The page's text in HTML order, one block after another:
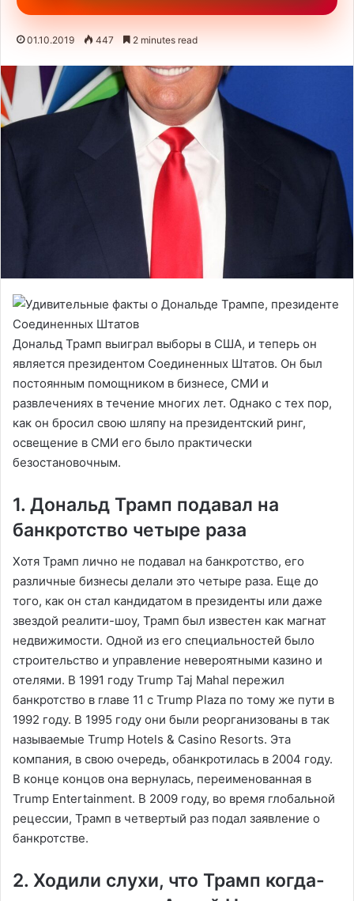
01.10.2019 447 2 minutes read
Дональд Трамп выиграл выборы в США, и теперь он
является президентом Соединенных Штатов. Он был
постоянным помощником в бизнесе, СМИ и
развлечениях в течение многих лет. Однако с тех пор,
как он бросил свою шляпу на президентский ринг,
освещение в СМИ его было практически
безостановочным.
1. Дональд Трамп подавал на
банкротство четыре раза
Хотя Трамп лично не подавал на банкротство, его
различные бизнесы делали это четыре раза. Еще до
того, как он стал кандидатом в президенты или даже
звездой реалити-шоу, Трамп был известен как магнат
недвижимости. Одной из его специальностей было
строительство и управление невероятными казино и
отелями. В 1991 году Trump Taj Mahal пережил
банкротство в главе 11 с Trump Plaza по тому же пути в
1992 году. В 1995 году они были реорганизованы в так
называемые Trump Hotels & Casino Resorts. Эта
компания, в свою очередь, обанкротилась в 2004 году.
В конце концов она вернулась, переименованная в
Trump Entertainment. В 2009 году, во время глобальной
рецессии, Трамп в четвертый раз подал заявление о
банкротстве.
2. Ходили слухи, что Трамп когда-